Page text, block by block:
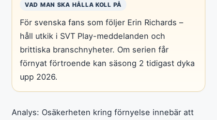
VAD MAN SKA HÅLLA KOLL PÅ
För svenska fans som följer Erin Richards –
håll utkik i SVT Play-meddelanden och
brittiska branschnyheter. Om serien får
förnyat förtroende kan säsong 2 tidigast dyka
upp 2026.
Analys: Osäkerheten kring förnyelse innebär att